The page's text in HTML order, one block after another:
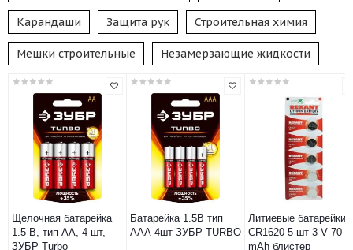
Карандаши Защита рук Строительная химия
Мешки строительные Незамерзающие жидкости
Щелочная батарейка
1.5 В, тип АА, 4 шт,
ЗУБР Turbo
Батарейка 1.5В тип
ААА 4шт ЗУБР TURBO
Литиевые батарейки
CR1620 5 шт 3 V 70
mAh блистер